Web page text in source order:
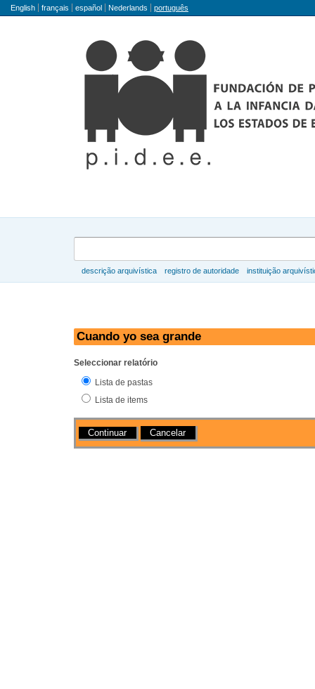
Idioma
English français español Nederlands português
descrição arquivística registro de autoridade instituição
Cuando yo sea grande
Seleccionar relatório
Lista de pastas
Lista de items
Acções Cancelar